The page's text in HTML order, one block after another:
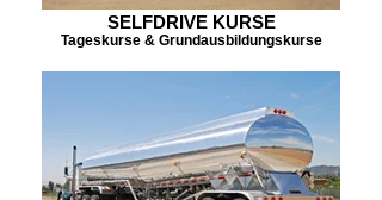
SELFDRIVE KURSE
Tageskurse & Grundausbildungskurse